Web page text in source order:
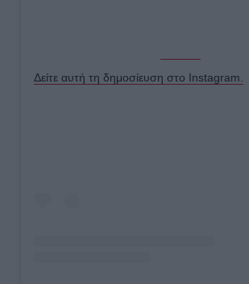
Δείτε αυτή τη δημοσίευση στο Instagram.